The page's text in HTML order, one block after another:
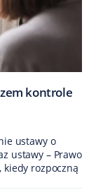
kontrole
ustawy o
ustawy – Prawo
kiedy rozpoczną